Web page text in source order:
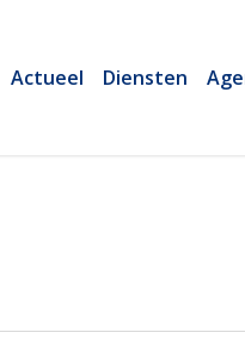
Actueel Diensten